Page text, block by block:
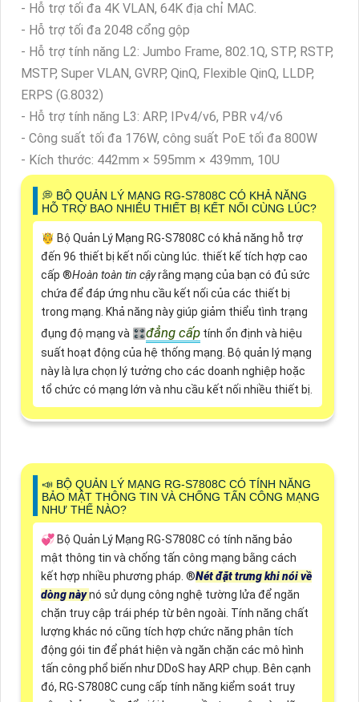
- Hỗ trợ tối đa 4K VLAN, 64K địa chỉ MAC.
- Hỗ trợ tối đa 2048 cổng gộp
- Hỗ trợ tính năng L2: Jumbo Frame, 802.1Q, STP, RSTP,
MSTP, Super VLAN, GVRP, QinQ, Flexible QinQ, LLDP,
ERPS (G.8032)
- Hỗ trợ tính năng L3: ARP, IPv4/v6, PBR v4/v6
- Công suất tối đa 176W, công suất PoE tối đa 800W
- Kích thước: 442mm × 595mm × 439mm, 10U
️💭 BỘ QUẢN LÝ MẠNG RG-S7808C CÓ KHẢ NĂNG
HỖ TRỢ BAO NHIÊU THIẾT BỊ KẾT NỐI CÙNG LÚC?
🤴 Bộ Quản Lý Mạng RG-S7808C có khả năng hỗ trợ
đến 96 thiết bị kết nối cùng lúc. thiết kế tích hợp cao
cấp ®️Hoàn toàn tin cậyrằng mạng của bạn có đủ sức
chứa để đáp ứng nhu cầu kết nối của các thiết bị
trong mạng. Khả năng này giúp giảm thiểu tình trạng
đụng độ mạng và 🎛đẳng cấp tính ổn định và hiệu
suất hoạt động của hệ thống mạng. Bộ quản lý mạng
này là lựa chọn lý tưởng cho các doanh nghiệp hoặc
tổ chức có mạng lớn và nhu cầu kết nối nhiều thiết bị.
📣 BỘ QUẢN LÝ MẠNG RG-S7808C CÓ TÍNH NĂNG
BẢO MẬT THÔNG TIN VÀ CHỐNG TẤN CÔNG MẠNG
NHƯ THẾ NÀO?
💞 Bộ Quản Lý Mạng RG-S7808C có tính năng bảo
mật thông tin và chống tấn công mạng bằng cách
kết hợp nhiều phương pháp. ®️Nét đặt trưng khi nói về
dòng nàynó sử dụng công nghệ tường lửa để ngăn
chặn truy cập trái phép từ bên ngoài. Tính năng chất
lượng khác nó cũng tích hợp chức năng phân tích
động gói tin để phát hiện và ngăn chặn các mô hình
tấn công phổ biến như DDoS hay ARP chụp. Bên cạnh
đó, RG-S7808C cung cấp tính năng kiểm soát truy